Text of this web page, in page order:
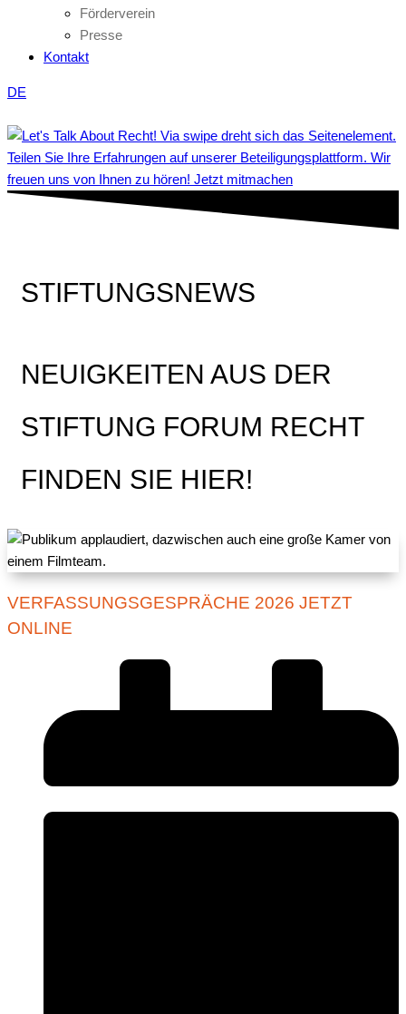
Förderverein
Presse
Kontakt
DE
Teilen Sie Ihre Erfahrungen auf unserer Beteiligungsplattform. Wir
freuen uns von Ihnen zu hören! Jetzt mitmachen
STIFTUNGSNEWS
NEUIGKEITEN AUS DER
STIFTUNG FORUM RECHT
FINDEN SIE HIER!
VERFASSUNGSGESPRÄCHE 2026 JETZT
ONLINE